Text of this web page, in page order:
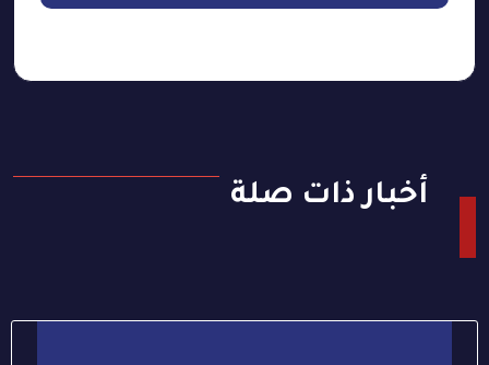
أخبار ذات صلة